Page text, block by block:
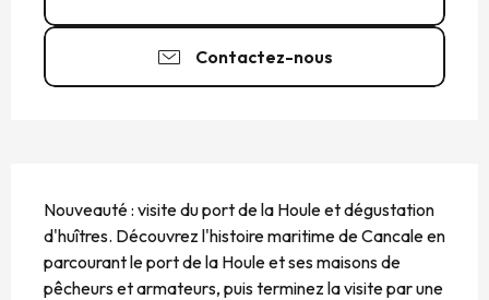
Contactez-nous
Nouveauté : visite du port de la Houle et dégustation
d'huîtres. Découvrez l'histoire maritime de Cancale en
parcourant le port de la Houle et ses maisons de
pêcheurs et armateurs, puis terminez la visite par une